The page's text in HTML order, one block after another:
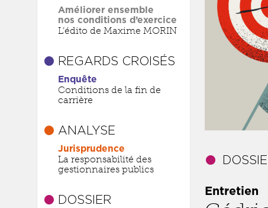
Améliorer ensemble
nos conditions d’exercice
L’édito de Maxime MORIN
REGARDS CROISÉS
Enquête
Conditions de la fin de
carrière
ANALYSE
Jurisprudence
La responsabilité des
gestionnaires publics
DOSSIER
Entretien